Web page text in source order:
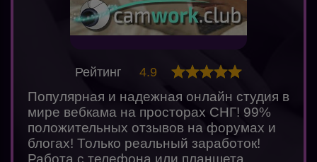
Популярная и надежная онлайн студия в
мире вебкама на просторах СНГ! 99%
положительных отзывов на форумах и
блогах! Только реальный заработок!
Рейтинг 4.9